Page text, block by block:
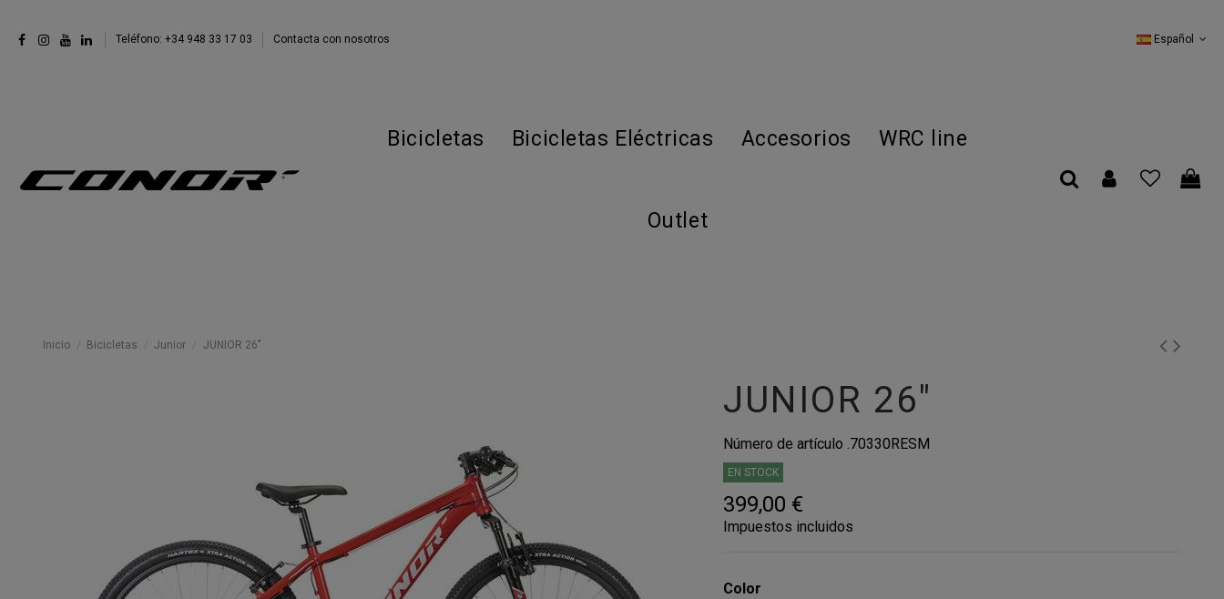
Teléfono: +34 948 33 17 03 Contacta con nosotros Español
Bicicletas Bicicletas Eléctricas Accesorios WRC line
Outlet
Inicio Bicicletas Junior JUNIOR 26"
JUNIOR 26"
Número de artículo .70330RESM
EN STOCK
399,00 €
Impuestos incluidos
Color